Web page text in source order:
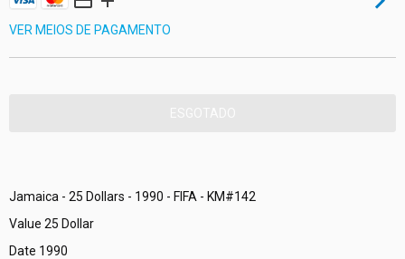
VER MEIOS DE PAGAMENTO
Jamaica - 25 Dollars - 1990 - FIFA - KM#142
Value 25 Dollar
Date 1990